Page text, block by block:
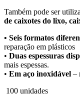
Também pode ser
de caixotes do lixo,
• Seis formatos
reparação em plásticos
• Duas espessuras
mais espessas.
• Em aço inoxidável –
100 unidades